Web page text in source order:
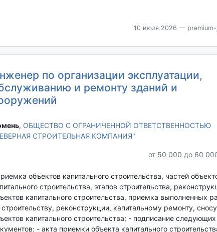
10 июля 2026 — premium-
по организации эксплуатации,
и ремонту зданий и
, ОБЩЕСТВО С ОГРАНИЧЕННОЙ ОТВЕТСТВЕННОСТЬЮ
СТРОИТЕЛЬНАЯ КОМПАНИЯ"
от 50 000 до 60
объектов капитального строительства, частей
строительства, этапов строительства,
капитального строительства, приемка выполненных
строительству, реконструкции, капитальному ремонту, сносу
капитального строительства; - подписание следующих
- акта приемки объекта капитального